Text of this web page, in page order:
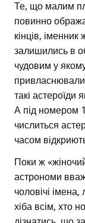
Те, що малим
повинно
кінців, іменник
залишились в
чудовим у
привласнювали
такі астероїди
А під номером
числиться
часом
Поки ж
астрономи
чоловічі
хіба всім, хто